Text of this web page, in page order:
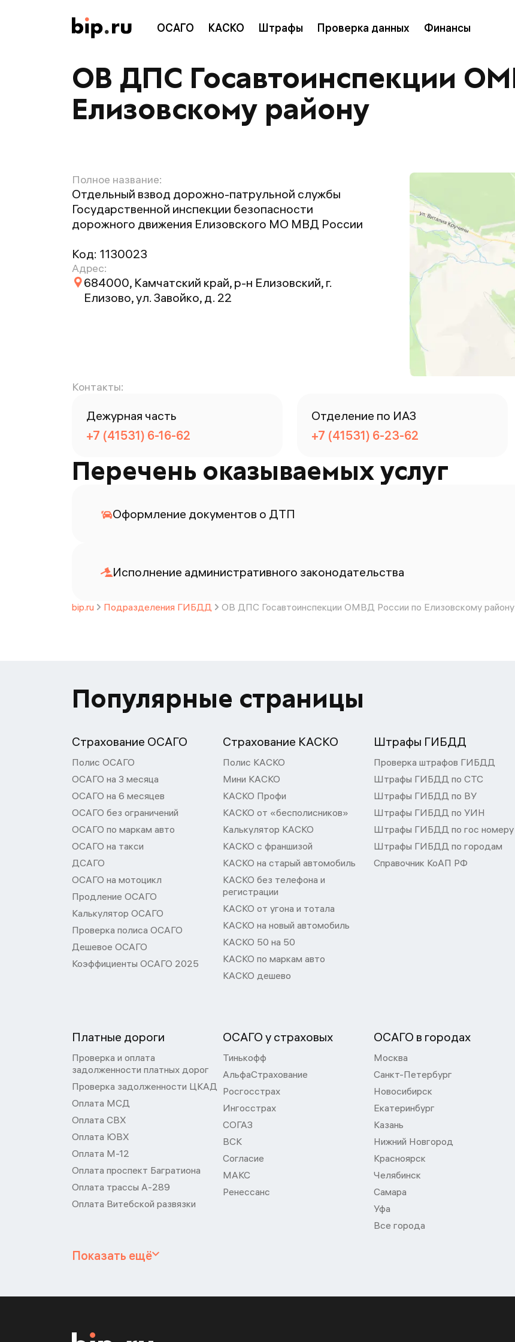
ОСАГО КАСКО Штрафы Проверка данных Финансы
ОВ ДПС Госавтоинспекции
Елизовскому району
Полное название:
Отдельный взвод дорожно-патрульной службы
Государственной инспекции безопасности
дорожного движения Елизовского МО МВД России
Код: 1130023
Адрес:
684000, Камчатский край, р-н Елизовский, г.
Елизово, ул. Завойко, д. 22
Контакты:
Дежурная часть
+7 (41531) 6-16-62
Отделение по ИАЗ
+7 (41531) 6-23-62
Перечень оказываемых услуг
Оформление документов о ДТП
Исполнение административного законодательства
bip.ru Подразделения ГИБДД ОВ ДПС Госавтоинспекции ОМВД России по Елизовскому району
Популярные страницы
Страхование ОСАГО
Полис ОСАГО
ОСАГО на 3 месяца
ОСАГО на 6 месяцев
ОСАГО без ограничений
ОСАГО по маркам авто
ОСАГО на такси
ДСАГО
ОСАГО на мотоцикл
Продление ОСАГО
Калькулятор ОСАГО
Проверка полиса ОСАГО
Дешевое ОСАГО
Коэффициенты ОСАГО 2025
Страхование КАСКО
Полис КАСКО
Мини КАСКО
КАСКО Профи
КАСКО от «бесполисников»
Калькулятор КАСКО
КАСКО с франшизой
КАСКО на старый автомобиль
КАСКО без телефона и
регистрации
КАСКО от угона и тотала
КАСКО на новый автомобиль
КАСКО 50 на 50
КАСКО по маркам авто
КАСКО дешево
Штрафы ГИБДД
Проверка штрафов ГИБДД
Штрафы ГИБДД по СТС
Штрафы ГИБДД по ВУ
Штрафы ГИБДД по УИН
Штрафы ГИБДД по гос номеру
Штрафы ГИБДД по городам
Справочник КоАП РФ
Платные дороги
Проверка и оплата
задолженности платных дорог
Проверка задолженности ЦКАД
Оплата МСД
Оплата СВХ
Оплата ЮВХ
Оплата М-12
Оплата проспект Багратиона
Оплата трассы А-289
Оплата Витебской развязки
ОСАГО у страховых
Тинькофф
АльфаСтрахование
Росгосстрах
Ингосстрах
СОГАЗ
ВСК
Согласие
МАКС
Ренессанс
ОСАГО в городах
Москва
Санкт-Петербург
Новосибирск
Екатеринбург
Казань
Нижний Новгород
Красноярск
Челябинск
Самара
Уфа
Все города
Показать ещё